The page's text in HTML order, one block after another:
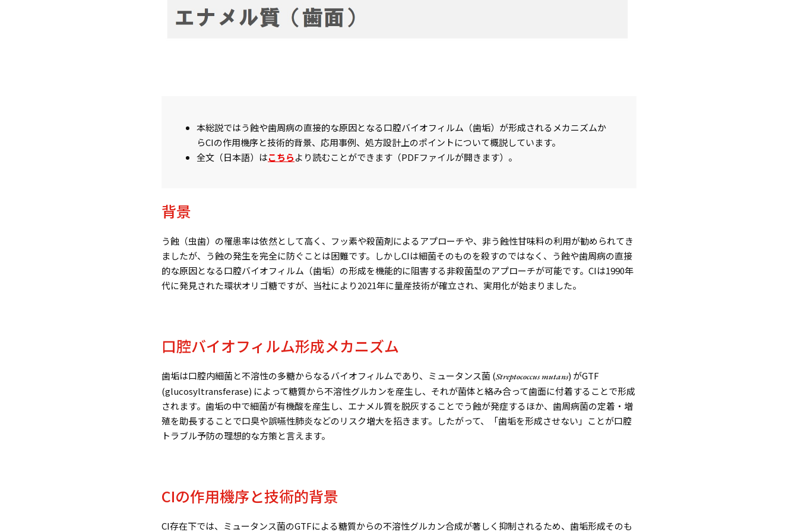
本総説ではう蝕や歯周病の直接的な原因となる口腔バイオフィルム（歯垢）が形成されるメカニズムか
らCIの作用機序と技術的背景、応用事例、処方設計上のポイントについて概説しています。
全文（日本語）はこちらより読むことができます （PDFファイルが開きます）。
背景
う蝕（虫歯）の罹患率は依然として高く、フッ素や殺菌剤によるアプローチや、非う蝕性甘味料の利用が勧められてき
ましたが、う蝕の発生を完全に防ぐことは困難です。しかしCIは細菌そのものを殺すのではなく、う蝕や歯周病の直接
的な原因となる口腔バイオフィルム（歯垢）の形成を機能的に阻害する非殺菌型のアプローチが可能です。 CIは1990年
代に発見された環状オリゴ糖ですが、当社により2021年に量産技術が確立され、実用化が始まりました。
口腔バイオフィルム形成メカニズム
歯垢は口腔内細菌と不溶性の多糖からなるバイオフィルムであり、ミュータンス菌 (Streptococcus mutans) がGTF
(glucosyltransferase) によって糖質から不溶性グルカンを産生し、それが菌体と絡み合って歯面に付着することで形成
されます。歯垢の中で細菌が有機酸を産生し、エナメル質を脱灰することでう蝕が発症するほか、歯周病菌の定着・増
殖を助長することで口臭や誤嚥性肺炎などのリスク増大を招きます。したがって、「歯垢を形成させない」ことが口腔
トラブル予防の理想的な方策と言えます。
CIの作用機序と技術的背景
CI存在下では、ミュータンス菌のGTFによる糖質からの不溶性グルカン合成が著しく抑制されるため、歯垢形成そのも